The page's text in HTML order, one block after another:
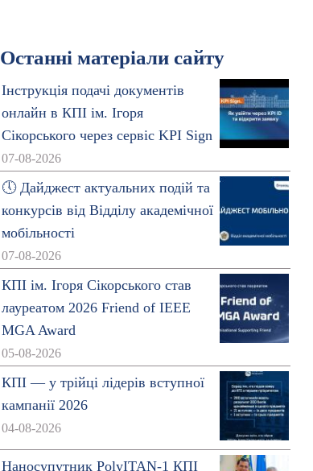
Останні матеріали сайту
Інструкція подачі документів
онлайн в КПІ ім. Ігоря
Сікорського через сервіс KPI Sign
07-08-2026
🕔 Дайджест актуальних подій та
конкурсів від Відділу академічної
мобільності
07-08-2026
КПІ ім. Ігоря Сікорського став
лауреатом 2026 Friend of IEEE
MGA Award
05-08-2026
КПІ — у трійці лідерів вступної
кампанії 2026
04-08-2026
Наносупутник PolyITAN-1 КПІ